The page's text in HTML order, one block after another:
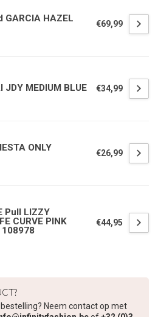
GARCIA HAZEL
€69,99
JDY MEDIUM BLUE €34,99
ONLY
€26,99
Pull LIZZY
CURVE PINK
108978
€44,95
Neem contact op met